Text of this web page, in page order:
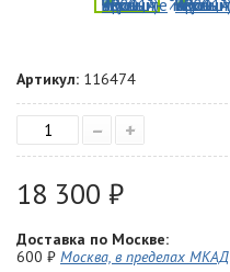
Артикул: 116474
– +
18 300 ₽
Доставка по Москве:
600 ₽ Москва, в пределах МКАД